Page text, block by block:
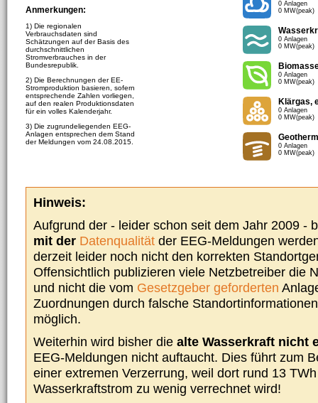
Anmerkungen:
1) Die regionalen
Verbrauchsdaten sind
Schätzungen auf der Basis des
durchschnittlichen
Stromverbrauches in der
Bundesrepublik.
2) Die Berechnungen der EE-
Stromproduktion basieren, sofern
entsprechende Zahlen vorliegen,
auf den realen Produktionsdaten
für ein volles Kalenderjahr.
3) Die zugrundeliegenden EEG-
Anlagen entsprechen dem Stand
der Meldungen vom 24.08.2015.
0 Anlagen
0 MW(peak)
0 Anlagen
0 MW(peak)
0 Anlagen
0 MW(peak)
Klärgas,
0 Anlagen
0 MW(peak)
0 Anlagen
0 MW(peak)
Hinweis:
Aufgrund der - leider schon seit dem Jahr 2009 -
mit der Datenqualität der EEG-Meldungen
derzeit leider noch nicht den korrekten
Offensichtlich publizieren viele Netzbetreiber die
und nicht die vom Gesetzgeber geforderten
Zuordnungen durch falsche
möglich.
Weiterhin wird bisher die alte Wasserkraft nicht
EEG-Meldungen nicht auftaucht. Dies führt zum
einer extremen Verzerrung, weil dort rund 13
Wasserkraftstrom zu wenig verrechnet wird!